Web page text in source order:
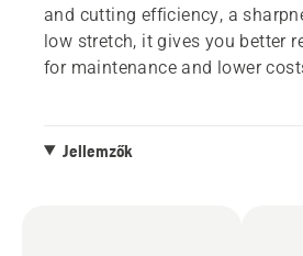
and cutting efficiency, a
low stretch, it gives you better
for maintenance and lower
Jellemzők